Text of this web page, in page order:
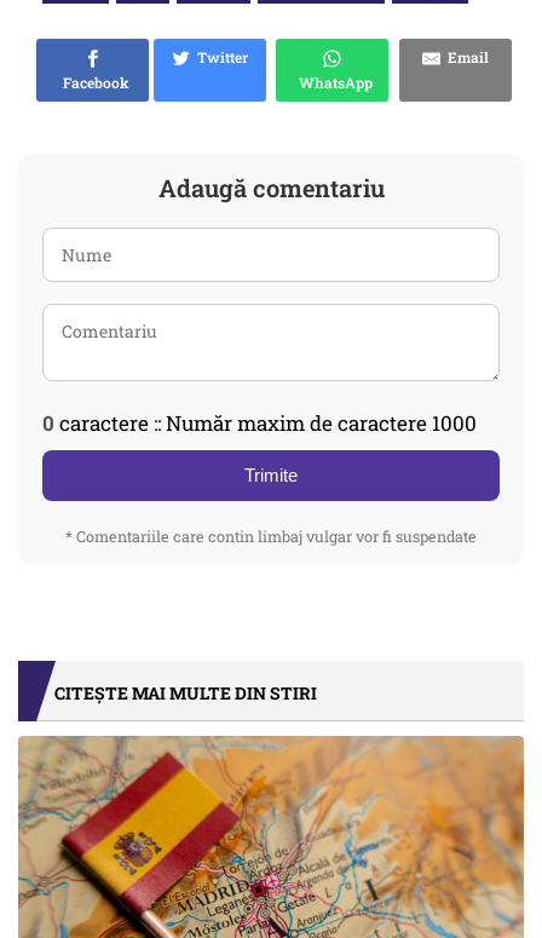
Facebook
Twitter
WhatsApp
Email
Adaugă comentariu
0 caractere :: Număr maxim de caractere 1000
Trimite
* Comentariile care contin limbaj vulgar vor fi suspendate
CITEȘTE MAI MULTE DIN STIRI